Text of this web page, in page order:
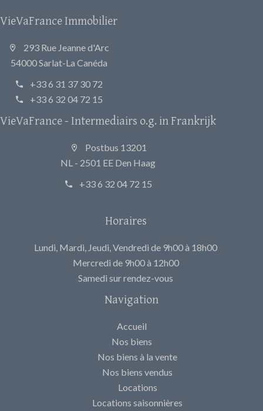
VieVaFrance Immobilier
293 Rue Jeanne d'Arc
54000 Sarlat-La Canéda
+33 6 31 37 30 72
+33 6 32 04 72 15
VieVaFrance - Intermediairs o.g. in Frankrijk
Postbus 13201
NL - 2501 EE Den Haag
+33 6 32 04 72 15
Horaires
Lundi, Mardi, Jeudi, Vendredi de 9h00 à 18h00
Mercredi de 9h00 à 12h00
Samedi sur rendez-vous
Navigation
Accueil
Nos biens
Nos biens à la vente
Nos biens vendus
Locations
Locations saisonnières